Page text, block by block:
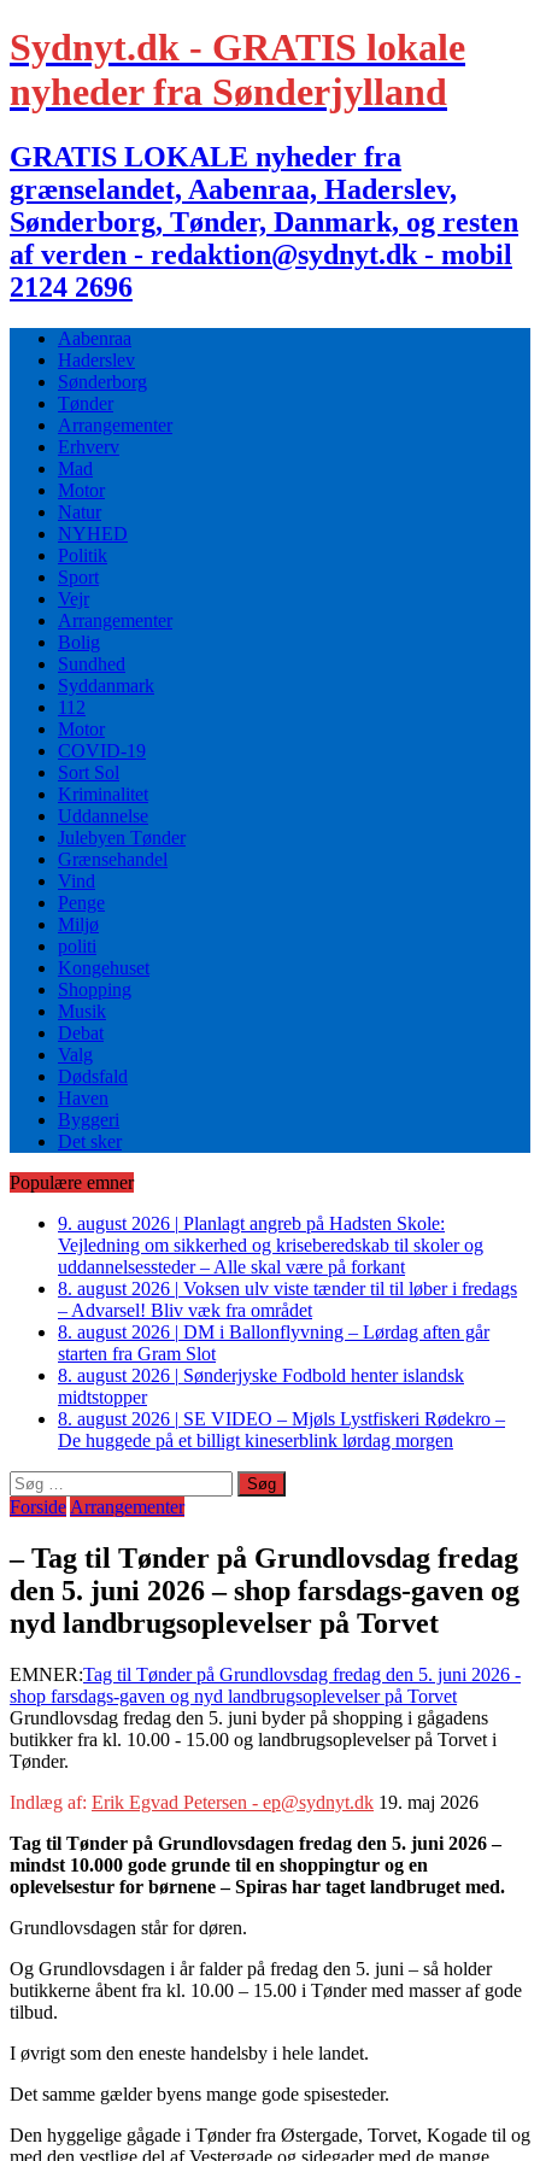
Sydnyt.dk - GRATIS lokale
nyheder fra Sønderjylland
GRATIS LOKALE nyheder fra
grænselandet, Aabenraa, Haderslev,
Sønderborg, Tønder, Danmark, og resten
af verden - redaktion@sydnyt.dk - mobil
2124 2696
Aabenraa
Haderslev
Sønderborg
Tønder
Arrangementer
Erhverv
Mad
Motor
Natur
NYHED
Politik
Sport
Vejr
Arrangementer
Bolig
Sundhed
Syddanmark
112
Motor
COVID-19
Sort Sol
Kriminalitet
Uddannelse
Julebyen Tønder
Grænsehandel
Vind
Penge
Miljø
politi
Kongehuset
Shopping
Musik
Debat
Valg
Dødsfald
Haven
Byggeri
Det sker
Populære emner
9. august 2026 | Planlagt angreb på Hadsten Skole:
Vejledning om sikkerhed og kriseberedskab til skoler og
uddannelsessteder – Alle skal være på forkant
8. august 2026 | Voksen ulv viste tænder til til løber i fredags
– Advarsel! Bliv væk fra området
8. august 2026 | DM i Ballonflyvning – Lørdag aften går
starten fra Gram Slot
8. august 2026 | Sønderjyske Fodbold henter islandsk
midtstopper
8. august 2026 | SE VIDEO – Mjøls Lystfiskeri Rødekro –
De huggede på et billigt kineserblink lørdag morgen
Søg
efter:
Forside Arrangementer
– Tag til Tønder på Grundlovsdag fredag
den 5. juni 2026 – shop farsdags-gaven og
nyd landbrugsoplevelser på Torvet
EMNER:Tag til Tønder på Grundlovsdag fredag den 5. juni 2026 -
shop farsdags-gaven og nyd landbrugsoplevelser på Torvet
Grundlovsdag fredag den 5. juni byder på shopping i gågadens
butikker fra kl. 10.00 - 15.00 og landbrugsoplevelser på Torvet i
Tønder.
Indlæg af: Erik Egvad Petersen - ep@sydnyt.dk 19. maj 2026
Tag til Tønder på Grundlovsdagen fredag den 5. juni 2026 –
mindst 10.000 gode grunde til en shoppingtur og en
oplevelsestur for børnene – Spiras har taget landbruget med.
Grundlovsdagen står for døren.
Og Grundlovsdagen i år falder på fredag den 5. juni – så holder
butikkerne åbent fra kl. 10.00 – 15.00 i Tønder med masser af gode
tilbud.
I øvrigt som den eneste handelsby i hele landet.
Det samme gælder byens mange gode spisesteder.
Den hyggelige gågade i Tønder fra Østergade, Torvet, Kogade til og
med den vestlige del af Vestergade og sidegader med de mange